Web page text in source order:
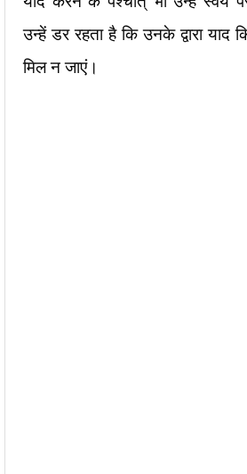
उन्हें डर रहता है कि उनके द्वारा
मिल न जाएं।